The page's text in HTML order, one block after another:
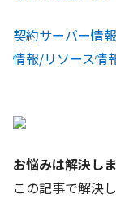
契約サーバー情
情報/リソース情
お悩みは解決し
この記事で解決